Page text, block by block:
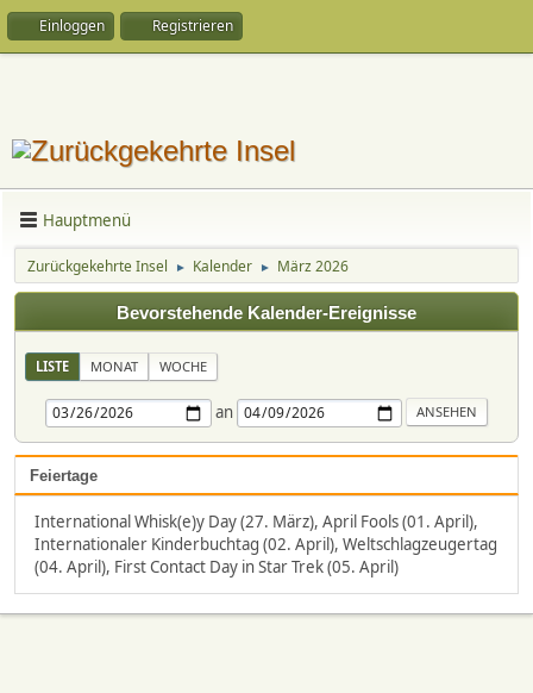
Einloggen Registrieren
Hauptmenü
Zurückgekehrte Insel ► Kalender ► März 2026
Bevorstehende Kalender-Ereignisse
LISTE MONAT WOCHE
an
Feiertage
International Whisk(e)y Day (27. März), April Fools (01. April),
Internationaler Kinderbuchtag (02. April), Weltschlagzeugertag
(04. April), First Contact Day in Star Trek (05. April)